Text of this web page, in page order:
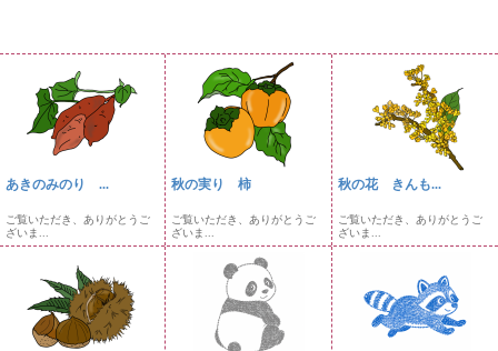
あきのみのり ...
ご覧いただき、ありがとうご
ざいま...
秋の実り 柿
ご覧いただき、ありがとうご
ざいま...
秋の花 きんも...
ご覧いただき、ありがとうご
ざいま...